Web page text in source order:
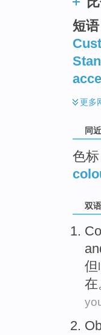
短语
更多
同
色
双
但
在